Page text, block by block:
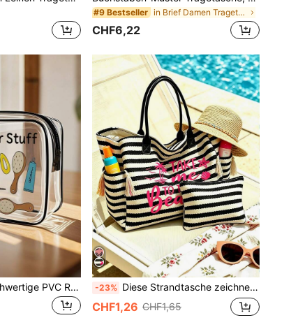
#9 Bestseller in Brief Damen Tragetaschen
CHF6,22
Großvolumige, hochwertige PVC Reise-Organizer Tasche, mit Reißverschluss - leicht, farbbeständig, Kosmetik-/Kulturbeutel, geeignet für Frauen/Mädchen, TSA-konform, tragbare Schminktasche, einfach zu reinigen, technisch durchdachte Aufbewahrungstasche | Modernes Design | Farbbeständiges Material, Reiseessential, Urlaubstasche, Schul-Schminktasche, Kreuzfahrt-Reiseessential, Herren Kulturbeutel -23% Diese Strandtasche zeichnet sich durch ein schwarz-weißes Streifenmuster und einen stilvollen Buchstaben-Muster aus, hat eine große Kapazität, ist faltbar, wasserdicht und sandabweisend, was sie zu Ihrem idealen Reisebegleiter macht.
CHF1,26 CHF1,65